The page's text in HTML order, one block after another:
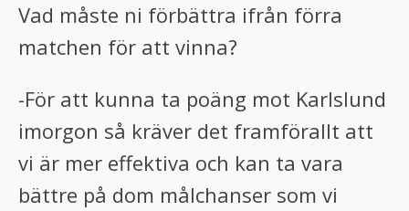
Vad måste ni förbättra ifrån förra
matchen för att vinna?
-För att kunna ta poäng mot Karlslund
imorgon så kräver det framförallt att
vi är mer effektiva och kan ta vara
bättre på dom målchanser som vi